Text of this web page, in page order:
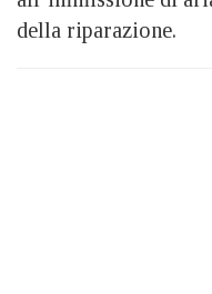
della riparazione.